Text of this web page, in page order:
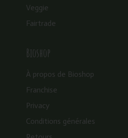
Veggie
Fairtrade
Bioshop
À propos de Bioshop
Franchise
Privacy
Conditions générales